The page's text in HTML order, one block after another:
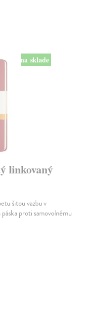
na sklade
linkovaný
šitou vazbu v
proti samovolnému